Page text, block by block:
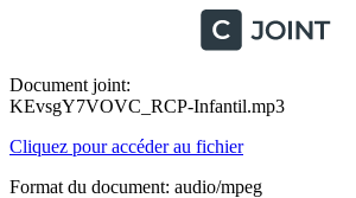
Document joint:
KEvsgY7VOVC_RCP-Infantil.mp3
Cliquez pour accéder au fichier
Format du document: audio/mpeg